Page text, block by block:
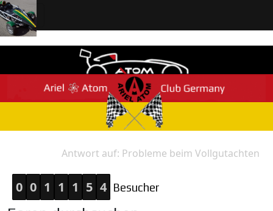
Antwort auf: Probleme beim Vollgutachten
0 0 1 1 1 5 4 Besucher